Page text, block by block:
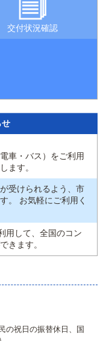
交付状況確認
せ
車・バス）をご利用
ます。
受けられるよう、市
。 お気軽にご利用く
用して、全国のコン
きます。
の祝日の振替休日、国